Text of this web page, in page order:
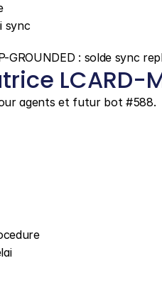
sync
GROUNDED : solde sync
LCARD-
agents et futur bot #588.